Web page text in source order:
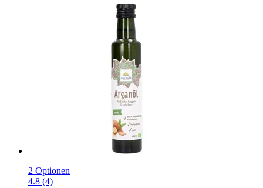
2 Optionen
4.8 (4)